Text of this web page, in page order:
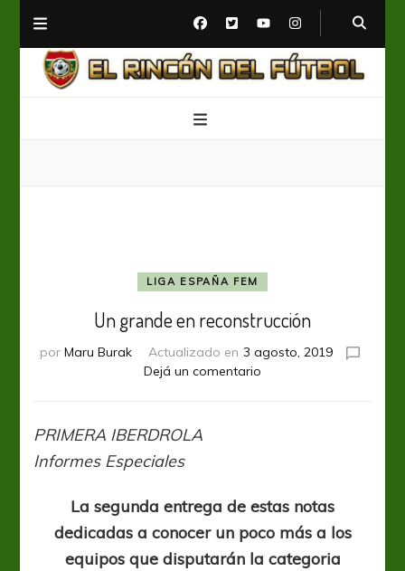
LIGA ESPAÑA FEM
Un grande en reconstrucción
por Maru Burak Actualizado en 3 agosto, 2019
Dejá un comentario
PRIMERA IBERDROLA
Informes Especiales
La segunda entrega de estas notas
dedicadas a conocer un poco más a los
equipos que disputarán la categoria